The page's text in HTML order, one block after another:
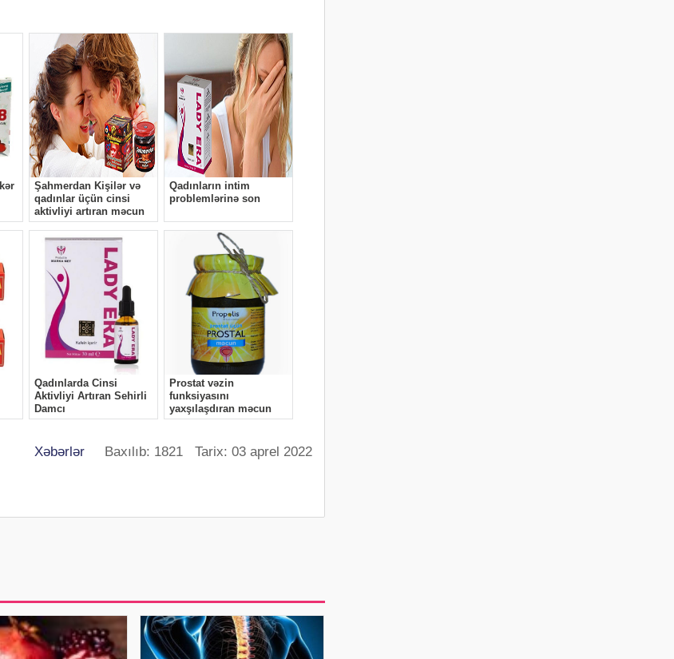
Xəbərlər Baxılıb: 1821 Tarix: 03 aprel 2022